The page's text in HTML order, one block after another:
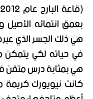
بعمق انتمائه
هي ذلك الجسر الذي
في حياته لكي
هي بمثابة درس متقن
كانت نيويورك